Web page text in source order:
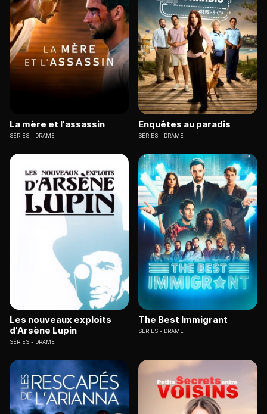
La mère et l'assassin
SÉRIES DRAME
Enquêtes au paradis
SÉRIES DRAME
Les nouveaux exploits
d'Arsène Lupin
SÉRIES DRAME
The Best Immigrant
SÉRIES DRAME